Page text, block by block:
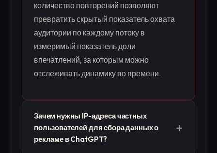
количество повторений позволяют
превратить скрытый показатель охвата
аудитории по каждому потоку в
измеримый показатель доли
впечатлений, за которым можно
отслеживать динамику во времени.
Зачем нужны IP-адреса частных
пользователей для сбора данных о
рекламе в ChatGPT?
+